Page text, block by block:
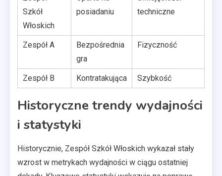
Szkół
Włoskich
posiadaniu
techniczne
Zespół A
Bezpośrednia
gra
Fizyczność
Zespół B Kontratakująca Szybkość
Historyczne trendy wydajności
i statystyki
Historycznie, Zespół Szkół Włoskich wykazał stały
wzrost w metrykach wydajności w ciągu ostatniej